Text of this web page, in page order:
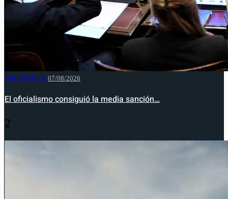
NACIONALES 07/08/2026
El oficialismo consiguió la media sanción…
2